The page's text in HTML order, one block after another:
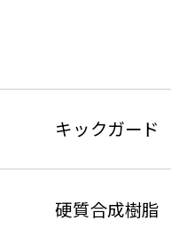
キックガー
硬質合成樹脂